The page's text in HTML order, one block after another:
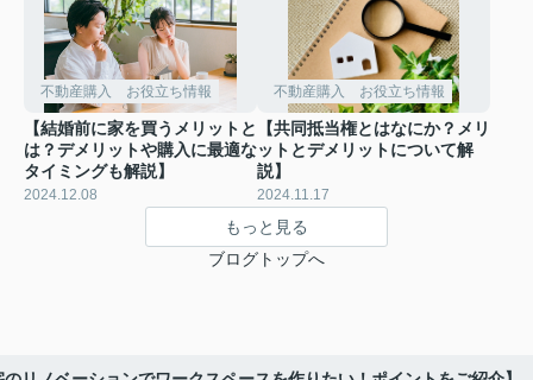
不動産購入 お役立ち情報
【結婚前に家を買うメリットと
は？デメリットや購入に最適な
タイミングも解説】
2024.12.08
不動産購入 お役立ち情報
【共同抵当権とはなにか？メリ
ットとデメリットについて解
説】
2024.11.17
もっと見る
ブログトップへ